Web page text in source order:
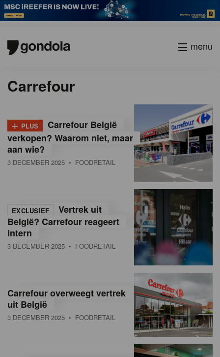
menu
Carrefour
+ PLUS
Carrefour België
verkopen? Waarom niet, maar
aan wie?
3 DECEMBER 2025 • FOODRETAIL
EXCLUSIEF
Vertrek uit
België? Carrefour reageert
intern
3 DECEMBER 2025 • FOODRETAIL
Carrefour overweegt vertrek
uit België
3 DECEMBER 2025 • FOODRETAIL
page